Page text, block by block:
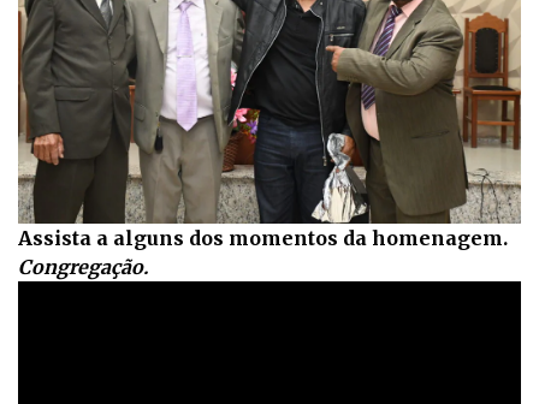
Assista a alguns dos momentos da homenagem.
Congregação.